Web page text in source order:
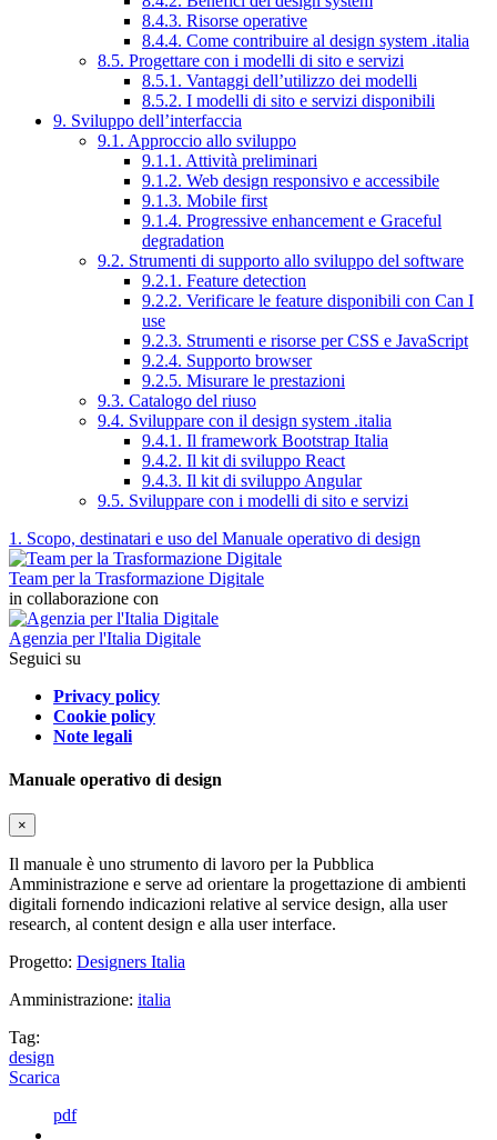
8.4.3. Risorse operative
8.4.4. Come contribuire al design system .italia
8.5. Progettare con i modelli di sito e servizi
8.5.1. Vantaggi dell’utilizzo dei modelli
8.5.2. I modelli di sito e servizi disponibili
9. Sviluppo dell’interfaccia
9.1. Approccio allo sviluppo
9.1.1. Attività preliminari
9.1.2. Web design responsivo e accessibile
9.1.3. Mobile first
9.1.4. Progressive enhancement e Graceful
degradation
9.2. Strumenti di supporto allo sviluppo del software
9.2.1. Feature detection
9.2.2. Verificare le feature disponibili con Can I
use
9.2.3. Strumenti e risorse per CSS e JavaScript
9.2.4. Supporto browser
9.2.5. Misurare le prestazioni
9.3. Catalogo del riuso
9.4. Sviluppare con il design system .italia
9.4.1. Il framework Bootstrap Italia
9.4.2. Il kit di sviluppo React
9.4.3. Il kit di sviluppo Angular
9.5. Sviluppare con i modelli di sito e servizi
1. Scopo, destinatari e uso del Manuale operativo di design
Team per la Trasformazione Digitale
in collaborazione con
Agenzia per l'Italia Digitale
Seguici su
Privacy policy
Cookie policy
Note legali
Manuale operativo di design
×
Il manuale è uno strumento di lavoro per la Pubblica
Amministrazione e serve ad orientare la progettazione di ambienti
digitali fornendo indicazioni relative al service design, alla user
research, al content design e alla user interface.
Progetto: Designers Italia
Amministrazione: italia
Tag:
design
Scarica
pdf